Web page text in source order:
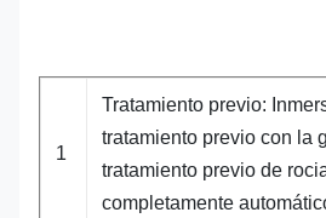
1
Tratamiento previo:
tratamiento previo con la
tratamiento previo de
completamente